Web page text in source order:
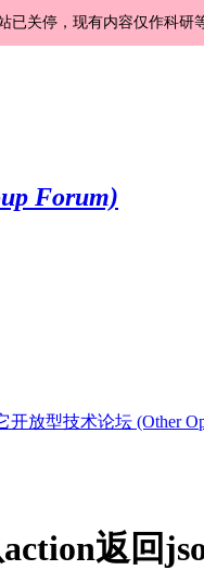
已关停，现有内容仅作科研
开放型技术论坛 (Other
返回